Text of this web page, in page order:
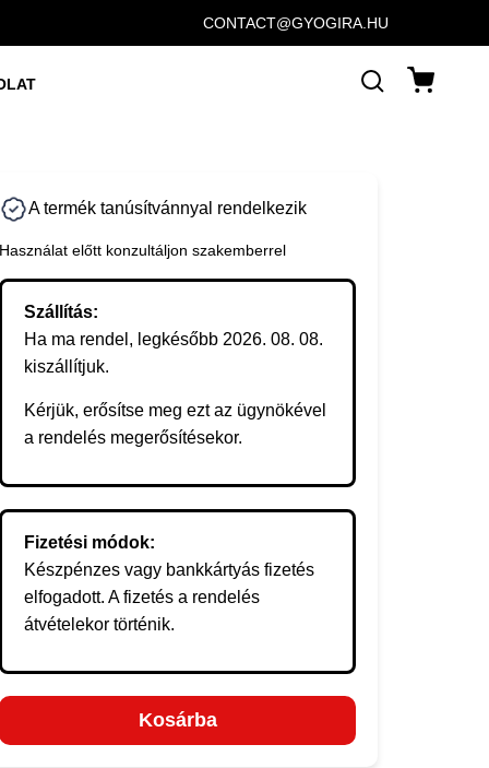
CONTACT@GYOGIRA.HU
A termék tanúsítvánnyal rendelkezik
Használat előtt konzultáljon szakemberrel
Szállítás:
Ha ma rendel, legkésőbb 2026. 08. 08.
kiszállítjuk.
Kérjük, erősítse meg ezt az ügynökével
a rendelés megerősítésekor.
Fizetési módok:
Készpénzes vagy bankkártyás fizetés
elfogadott. A fizetés a rendelés
átvételekor történik.
Kosárba